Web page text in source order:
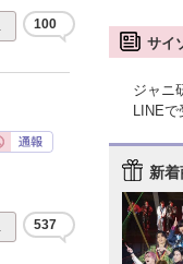
100
537
サイ
ジャニ
LINEで
新